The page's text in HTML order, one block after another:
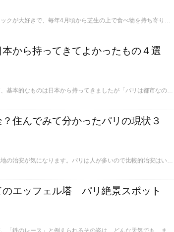
フランス人はとにかくピクニックが大好きで、毎年4月頃から芝生の上で食べ物を持ち寄り夜遅くまで楽しみます。パリ市内には公園や森が沢山ありますので、オススメの場所をご紹介いたします。
から持ってきてよかったもの４選
パリでの長期滞在を始めた頃、基本的なものは日本から持ってきましたが「パリは都市なので、なくなったら現地で必要最小限のものは買えるだろう」と思っていました。 しかしそこには大きな落とし穴が！！ 日本では当たり前でも、大都市パリでもなかなか手に入らないものがありました。筆者の体験談と共にご紹介いたします。
住んでみて分かったパリの現状３
海外で生活する際、やはり現地の治安が気になります。パリは人が多いので比較的治安はいい方ですが、注意したい地域もありますので、筆者が生活してみての実体験をもとにご紹介いたします。
のエッフェル塔 パリ絶景スポット
パリといえば、エッフェル塔。「鉄のレース」と例えられるその姿は、どんな天気でも、またどんな時間帯でも、そのときどきの美しさがあり、パリで写真や絵を学んでいる人にとって絶好の被写体ですよね。そこで今回は、「エッフェル塔を見るなら・撮るならここ！」という絶景スポットをご紹介します。